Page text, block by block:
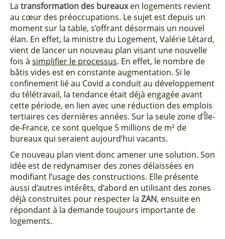
La transformation des bureauxen logements revient
au cœur des préoccupations. Le sujet est depuis un
moment sur la table, s’offrant désormais un nouvel
élan. En effet, la ministre du Logement, Valérie Létard,
vient de lancer un nouveau plan visant une nouvelle
fois à simplifier le processus. En effet, le nombre de
bâtis vides est en constante augmentation. Si le
confinement lié au Covid a conduit au développement
du télétravail, la tendance était déjà engagée avant
cette période, en lien avec une réduction des emplois
tertiaires ces dernières années. Sur la seule zone d’Île-
de-France, ce sont quelque 5 millions de m² de
bureaux qui seraient aujourd’hui vacants.
Ce nouveau plan vient donc amener une solution. Son
idée est de redynamiser des zones délaissées en
modifiant l’usage des constructions. Elle présente
aussi d’autres intérêts, d’abord en utilisant des zones
déjà construites pour respecter la ZAN, ensuite en
répondant à la demande toujours importante de
logements.